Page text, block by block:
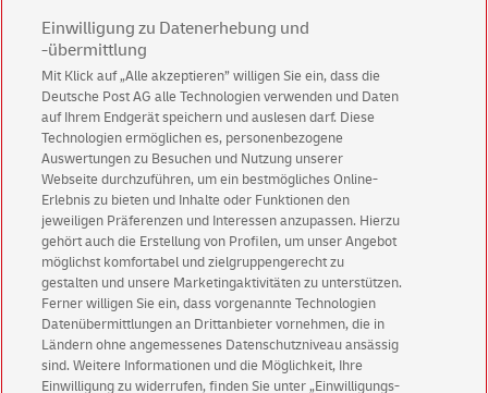
Abonnieren Sie unseren Newsletter
Immer informiert über exklusive Angebote und
Aktionen - jetzt mit Vorteil
Privatkundensichern sich einen5 € Gutschein
für POSTSCAN!
Geschäftskundenerhalten einen5 € Gutschein
für Briefmarke individuell!
Zur Newsletter-Anmeldung
Einwilligung zu Datenerhebung und
-übermittlung
Mit Klick auf „Alle akzeptieren” willigen Sie ein, dass die
Deutsche Post AG alle Technologien verwenden und Daten
auf Ihrem Endgerät speichern und auslesen darf. Diese
Technologien ermöglichen es, personenbezogene
Auswertungen zu Besuchen und Nutzung unserer
Webseite durchzuführen, um ein bestmögliches Online-
Erlebnis zu bieten und Inhalte oder Funktionen den
jeweiligen Präferenzen und Interessen anzupassen. Hierzu
gehört auch die Erstellung von Profilen, um unser Angebot
möglichst komfortabel und zielgruppengerecht zu
gestalten und unsere Marketingaktivitäten zu unterstützen.
Ferner willigen Sie ein, dass vorgenannte Technologien
Datenübermittlungen an Drittanbieter vornehmen, die in
Ländern ohne angemessenes Datenschutzniveau ansässig
sind. Weitere Informationen und die Möglichkeit, Ihre
Einwilligung zu widerrufen, finden Sie unter „Einwilligungs-